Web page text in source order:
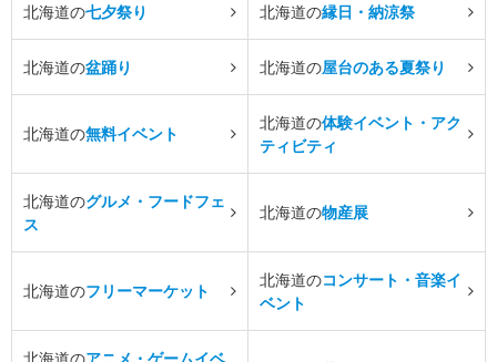
北海道の七夕祭り 北海道の縁日・納涼祭
北海道の盆踊り 北海道の屋台のある夏祭り
北海道の無料イベント
北海道の体験イベント・アク
ティビティ
北海道のグルメ・フードフェ
ス
北海道の物産展
北海道のフリーマーケット
北海道のコンサート・音楽イ
ベント